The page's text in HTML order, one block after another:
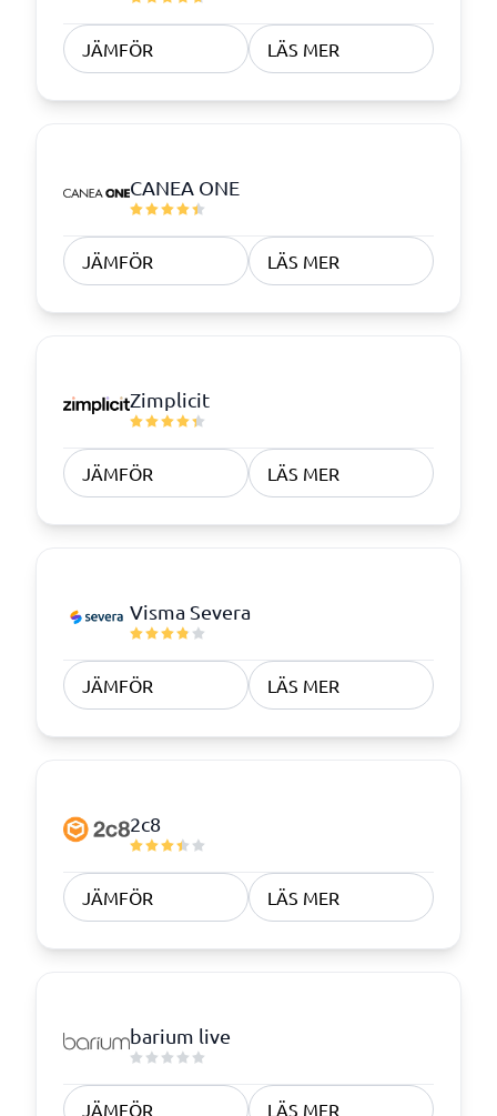
JÄMFÖR LÄS MER
CANEA ONE
JÄMFÖR LÄS MER
Zimplicit
JÄMFÖR LÄS MER
Visma Severa
JÄMFÖR LÄS MER
2c8
JÄMFÖR LÄS MER
barium live
JÄMFÖR LÄS MER